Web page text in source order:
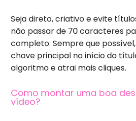
Seja direto, criativo e evite
não passar de 70 caracteres
completo. Sempre que
chave principal no início do
algoritmo e atrai mais cliques.
Como montar uma boa
vídeo?